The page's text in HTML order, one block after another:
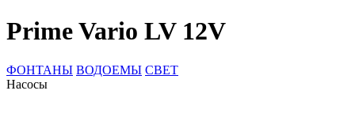
Prime Vario LV 12V
ФОНТАНЫ ВОДОЕМЫ СВЕТ
Насосы